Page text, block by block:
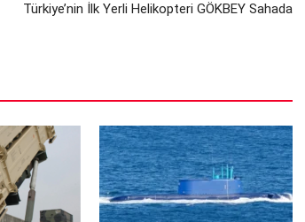
Türkiye’nin İlk Yerli Helikopteri GÖKBEY Sahada